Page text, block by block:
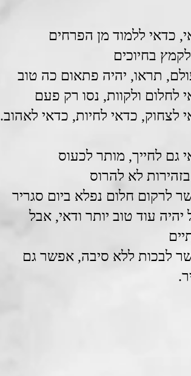
כדאי ללמוד מן הפרחים
בחיוכים
תראו, יהיה פתאום כה טוב
לחלום ולקוות, נסו רק פעם
לצחוק, כדאי לחיות, כדאי לאהוב.
גם לחייך, מותר לכעוס
לא להרוס
לרקום חלום נפלא ביום סגריר
יהיה עוד טוב יותר ודאי, אבל
לבכות ללא סיבה, אפשר גם